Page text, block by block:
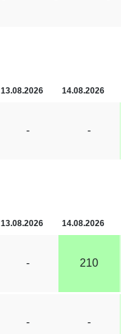
13.08.2026 14.08.2026
- -
13.08.2026 14.08.2026
- 210
- -